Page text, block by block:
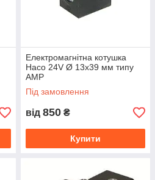
Електромагнітна котушка
Haco 24V Ø 13x39 мм типу
АМР
Під замовлення
від 850 ₴
Купити